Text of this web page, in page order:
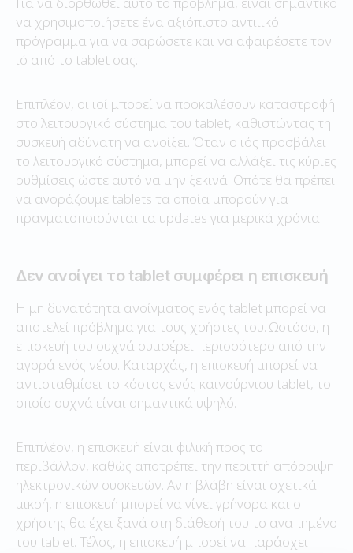
να χρησιμοποιήσετε ένα αξιόπιστο αντιιικό
πρόγραμμα για να σαρώσετε και να αφαιρέσετε τον
ιό από το tablet σας.
Επιπλέον, οι ιοί μπορεί να προκαλέσουν καταστροφή
στο λειτουργικό σύστημα του tablet, καθιστώντας τη
συσκευή αδύνατη να ανοίξει. Όταν ο ιός προσβάλει
το λειτουργικό σύστημα, μπορεί να αλλάξει τις κύριες
ρυθμίσεις ώστε αυτό να μην ξεκινά. Οπότε θα πρέπει
να αγοράζουμε tablets τα οποία μπορούν για
πραγματοποιούνται τα updates για μερικά χρόνια.
Δεν ανοίγει το tablet συμφέρει η επισκευή
Η μη δυνατότητα ανοίγματος ενός tablet μπορεί να
αποτελεί πρόβλημα για τους χρήστες του. Ωστόσο, η
επισκευή του συχνά συμφέρει περισσότερο από την
αγορά ενός νέου. Καταρχάς, η επισκευή μπορεί να
αντισταθμίσει το κόστος ενός καινούργιου tablet, το
οποίο συχνά είναι σημαντικά υψηλό.
Επιπλέον, η επισκευή είναι φιλική προς το
περιβάλλον, καθώς αποτρέπει την περιττή απόρριψη
ηλεκτρονικών συσκευών. Αν η βλάβη είναι σχετικά
μικρή, η επισκευή μπορεί να γίνει γρήγορα και ο
χρήστης θα έχει ξανά στη διάθεσή του το αγαπημένο
του tablet. Τέλος, η επισκευή μπορεί να παράσχει